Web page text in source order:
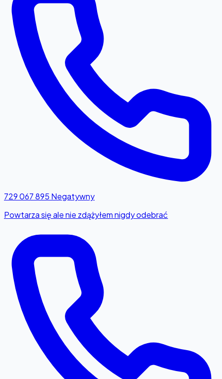
729 067 895 Negatywny
Powtarza się ale nie zdążyłem nigdy odebrać